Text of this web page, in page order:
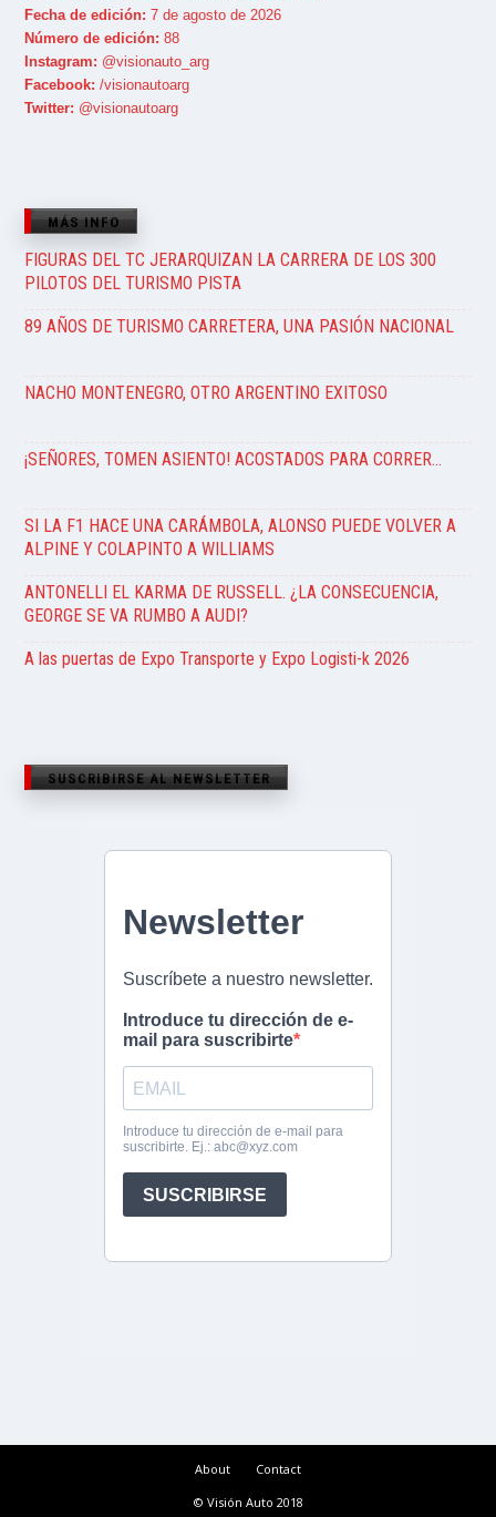
Fecha de edición: 7 de agosto de 2026
Número de edición: 88
Instagram: @visionauto_arg
Facebook: /visionautoarg
Twitter: @visionautoarg
MÁS INFO
FIGURAS DEL TC JERARQUIZAN LA CARRERA DE LOS 300
PILOTOS DEL TURISMO PISTA
89 AÑOS DE TURISMO CARRETERA, UNA PASIÓN NACIONAL
NACHO MONTENEGRO, OTRO ARGENTINO EXITOSO
¡SEÑORES, TOMEN ASIENTO! ACOSTADOS PARA CORRER…
SI LA F1 HACE UNA CARÁMBOLA, ALONSO PUEDE VOLVER A
ALPINE Y COLAPINTO A WILLIAMS
ANTONELLI EL KARMA DE RUSSELL. ¿LA CONSECUENCIA,
GEORGE SE VA RUMBO A AUDI?
A las puertas de Expo Transporte y Expo Logisti-k 2026
SUSCRIBIRSE AL NEWSLETTER
About
Contact
© Visión Auto 2018